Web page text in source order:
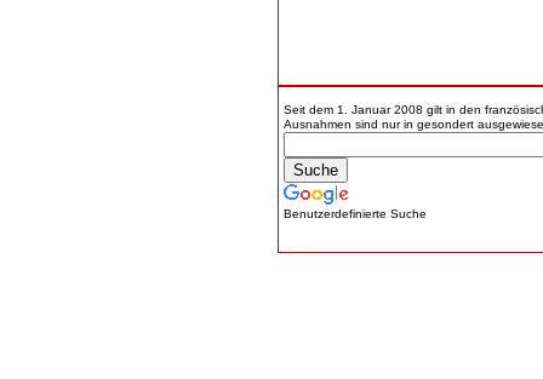
Seit dem 1. Januar 2008 gilt in den
Ausnahmen sind nur in gesondert
Benutzerdefinierte Suche